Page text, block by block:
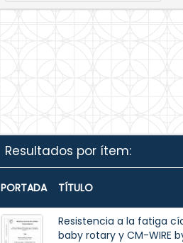
Resultados por ítem:
PORTADA TÍTULO
Resistencia a la fatiga
baby rotary y CM-WIRE